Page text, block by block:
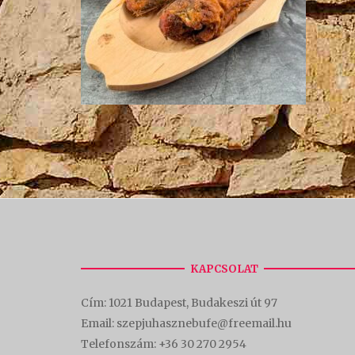
KAPCSOLAT
Cím: 1021 Budapest, Budakeszi út 97
Email: szepjuhasznebufe@freemail.hu
Telefonszám: +36 30 270 2954